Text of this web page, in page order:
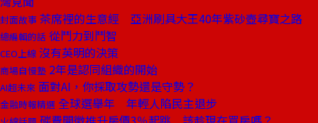
封面故事 茶席裡的生意經 亞洲刷具大王40年紫砂壺尋寶之路
總編輯的話 從鬥力到鬥智
CEO上線 沒有英明的決策
商場自慢塾 2年是認同組織的開始
AI超未來 面對AI，你採取攻勢還是守勢？
金融時報精選 全球選舉年 年輕人陷民主退步